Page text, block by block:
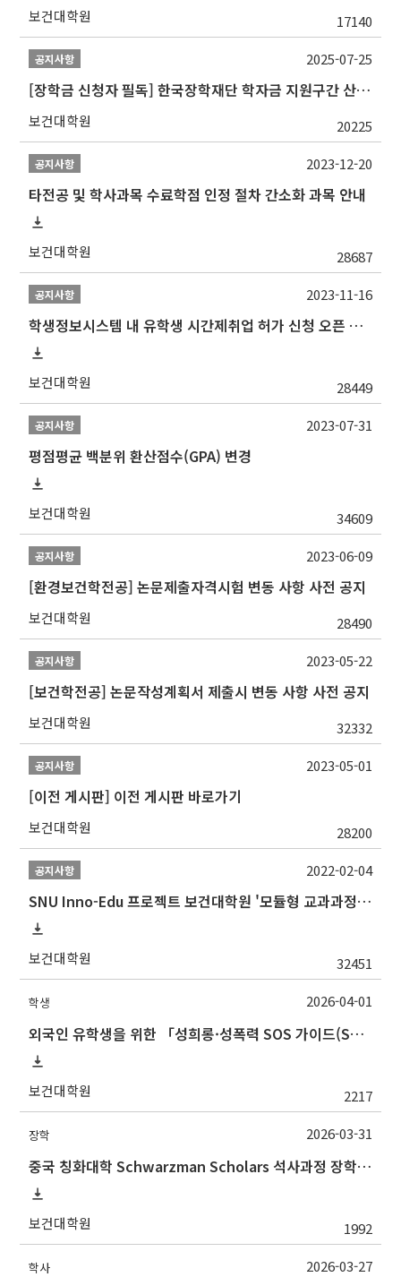
보건대학원 17140
공지사항
[장학금 신청자 필독] 한국장학재단 학자금 지원구간 산정 권고
보건대학원 20225
2025-07-25
공지사항
타전공 및 학사과목 수료학점 인정 절차 간소화 과목 안내
보건대학원 28687
2023-12-20
공지사항
학생정보시스템 내 유학생 시간제취업 허가 신청 오픈 안내
보건대학원 28449
2023-11-16
공지사항
평점평균 백분위 환산점수(GPA) 변경
보건대학원 34609
2023-07-31
공지사항
[환경보건학전공] 논문제출자격시험 변동 사항 사전 공지
보건대학원 28490
2023-06-09
공지사항
[보건학전공] 논문작성계획서 제출시 변동 사항 사전 공지
보건대학원 32332
2023-05-22
공지사항
[이전 게시판] 이전 게시판 바로가기
보건대학원 28200
2023-05-01
공지사항
SNU Inno-Edu 프로젝트 보건대학원 '모듈형 교과과정' 안내(revised 2022/2/28)
보건대학원 32451
2022-02-04
학생
외국인 유학생을 위한 「성희롱·성폭력 SOS 가이드(SOS Guide for International Students on Sexual Harassment and Sexual Violence)
보건대학원 2217
2026-04-01
장학
중국 칭화대학 Schwarzman Scholars 석사과정 장학 프로그램 안내
보건대학원 1992
2026-03-31
학사 2026-03-27